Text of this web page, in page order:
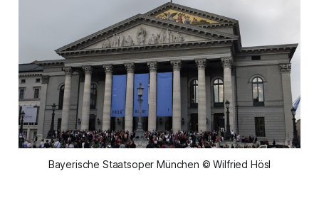
Bayerische Staatsoper München © Wilfried Hösl